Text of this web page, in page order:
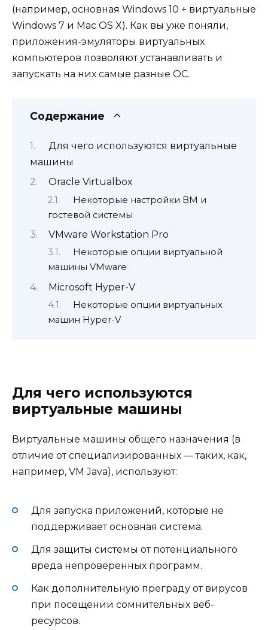
(например, основная Windows 10 + виртуальные
Windows 7 и Mac OS X). Как вы уже поняли,
приложения-эмуляторы виртуальных
компьютеров позволяют устанавливать и
запускать на них самые разные ОС.
Содержание
Для чего используются виртуальные
машины
Oracle Virtualbox
Некоторые настройки ВМ и
гостевой системы
VMware Workstation Pro
Некоторые опции виртуальной
машины VMware
Microsoft Hyper-V
Некоторые опции виртуальных
машин Hyper-V
Для чего используются
виртуальные машины
Виртуальные машины общего назначения (в
отличие от специализированных — таких, как,
например, VM Java), используют:
Для запуска приложений, которые не
поддерживает основная система.
Для защиты системы от потенциального
вреда непроверенных программ.
Как дополнительную преграду от вирусов
при посещении сомнительных веб-
ресурсов.